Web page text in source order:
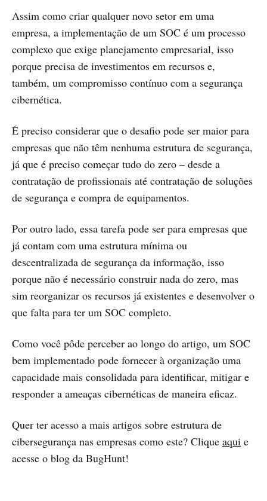
Assim como criar qualquer novo setor em uma
empresa, a implementação de um SOC é um processo
complexo que exige planejamento empresarial, isso
porque precisa de investimentos em recursos e,
também, um compromisso contínuo com a segurança
cibernética.
É preciso considerar que o desafio pode ser maior para
empresas que não têm nenhuma estrutura de segurança,
já que é preciso começar tudo do zero – desde a
contratação de profissionais até contratação de soluções
de segurança e compra de equipamentos.
Por outro lado, essa tarefa pode ser para empresas que
já contam com uma estrutura mínima ou
descentralizada de segurança da informação, isso
porque não é necessário construir nada do zero, mas
sim reorganizar os recursos já existentes e desenvolver o
que falta para ter um SOC completo.
Como você pôde perceber ao longo do artigo, um SOC
bem implementado pode fornecer à organização uma
capacidade mais consolidada para identificar, mitigar e
responder a ameaças cibernéticas de maneira eficaz.
Quer ter acesso a mais artigos sobre estrutura de
cibersegurança nas empresas como este? Clique aqui e
acesse o blog da BugHunt!